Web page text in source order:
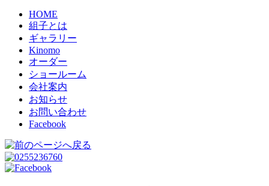
HOME
組子とは
ギャラリー
Kinomo
オーダー
ショールーム
会社案内
お知らせ
お問い合わせ
Facebook